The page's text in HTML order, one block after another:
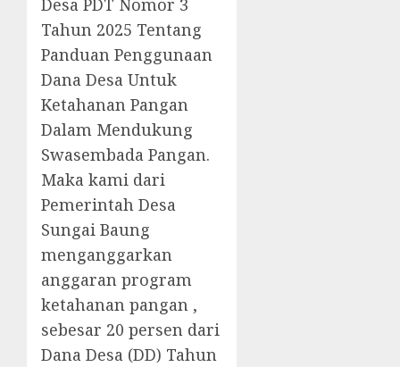
Desa PDT Nomor 3
Tahun 2025 Tentang
Panduan Penggunaan
Dana Desa Untuk
Ketahanan Pangan
Dalam Mendukung
Swasembada Pangan.
Maka kami dari
Pemerintah Desa
Sungai Baung
menganggarkan
anggaran program
ketahanan pangan ,
sebesar 20 persen dari
Dana Desa (DD) Tahun